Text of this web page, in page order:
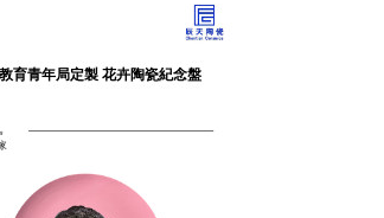
育青年局定製 花卉陶瓷紀念盤